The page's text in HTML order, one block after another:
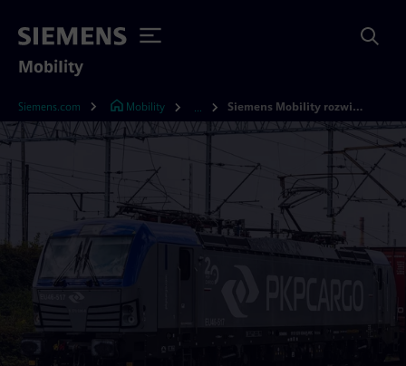
Mobility
Siemens.com Mobility Siemens Mobility rozwija współpracę serwisową z PKP CARGO